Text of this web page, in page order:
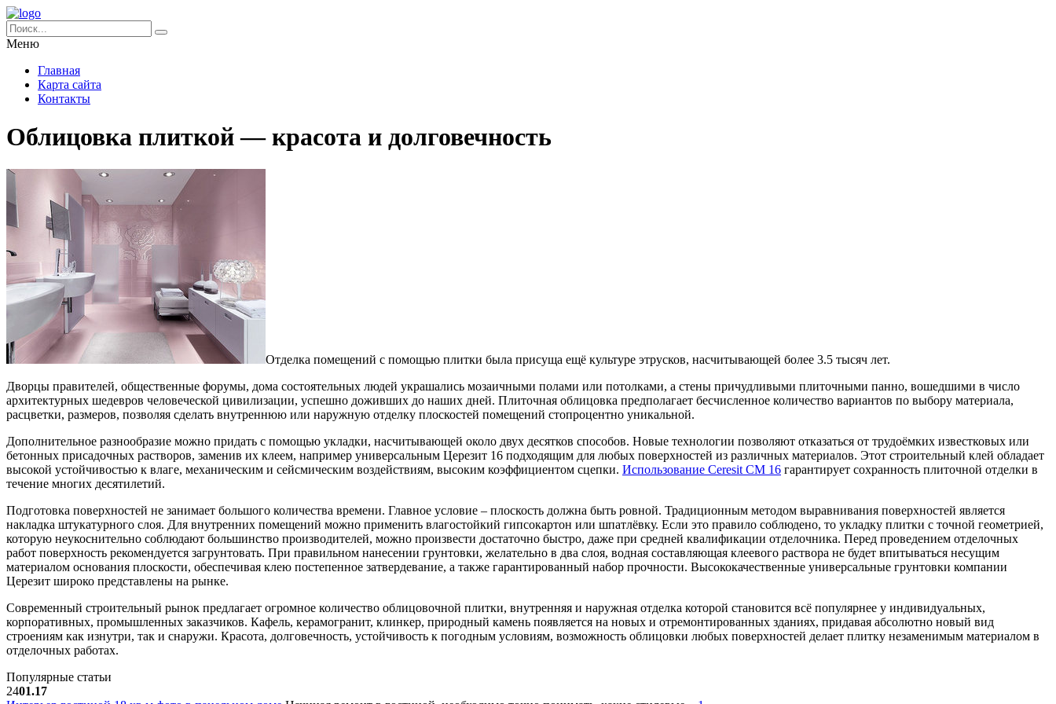
Меню
Главная
Карта сайта
Контакты
Облицовка плиткой — красота и долговечность
Отделка помещений с помощью плитки была присуща ещё культуре этрусков, насчитывающей более 3.5 тысяч лет.
Дворцы правителей, общественные форумы, дома состоятельных людей украшались мозаичными полами или потолками, а стены причудливыми плиточными панно, вошедшими в число
архитектурных шедевров человеческой цивилизации, успешно доживших до наших дней. Плиточная облицовка предполагает бесчисленное количество вариантов по выбору материала,
расцветки, размеров, позволяя сделать внутреннюю или наружную отделку плоскостей помещений стопроцентно уникальной.
Дополнительное разнообразие можно придать с помощью укладки, насчитывающей около двух десятков способов. Новые технологии позволяют отказаться от трудоёмких известковых или
бетонных присадочных растворов, заменив их клеем, например универсальным Церезит 16 подходящим для любых поверхностей из различных материалов. Этот строительный клей обладает
высокой устойчивостью к влаге, механическим и сейсмическим воздействиям, высоким коэффициентом сцепки. Использование Ceresit СМ 16 гарантирует сохранность плиточной отделки в
течение многих десятилетий.
Подготовка поверхностей не занимает большого количества времени. Главное условие – плоскость должна быть ровной. Традиционным методом выравнивания поверхностей является
накладка штукатурного слоя. Для внутренних помещений можно применить влагостойкий гипсокартон или шпатлёвку. Если это правило соблюдено, то укладку плитки с точной геометрией,
которую неукоснительно соблюдают большинство производителей, можно произвести достаточно быстро, даже при средней квалификации отделочника. Перед проведением отделочных
работ поверхность рекомендуется загрунтовать. При правильном нанесении грунтовки, желательно в два слоя, водная составляющая клеевого раствора не будет впитываться несущим
материалом основания плоскости, обеспечивая клею постепенное затвердевание, а также гарантированный набор прочности. Высококачественные универсальные грунтовки компании
Церезит широко представлены на рынке.
Современный строительный рынок предлагает огромное количество облицовочной плитки, внутренняя и наружная отделка которой становится всё популярнее у индивидуальных,
корпоративных, промышленных заказчиков. Кафель, керамогранит, клинкер, природный камень появляется на новых и отремонтированных зданиях, придавая абсолютно новый вид
строениям как изнутри, так и снаружи. Красота, долговечность, устойчивость к погодным условиям, возможность облицовки любых поверхностей делает плитку незаменимым материалом в
отделочных работах.
Популярные статьи
2401.17